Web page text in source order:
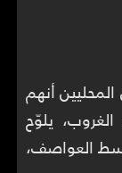
أنهم
يلوّح
العواصف،